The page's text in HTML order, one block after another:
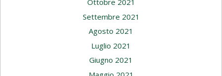
Ottobre 2021
Settembre 2021
Agosto 2021
Luglio 2021
Giugno 2021